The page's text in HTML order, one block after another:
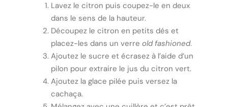
Lavez le citron puis coupez-le en deux
dans le sens de la hauteur.
Découpez le citron en petits dés et
placez-les dans un verre old fashioned.
Ajoutez le sucre et écrasez à l’aide d’un
pilon pour extraire le jus du citron vert.
Ajoutez la glace pilée puis versez la
cachaça.